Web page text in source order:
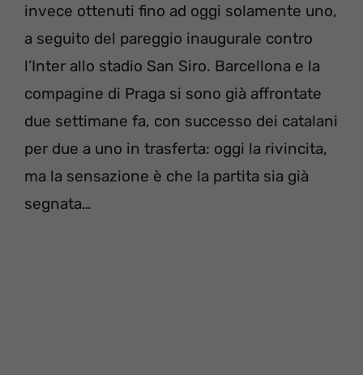
invece ottenuti fino ad oggi solamente uno,
a seguito del pareggio inaugurale contro
l’Inter allo stadio San Siro. Barcellona e la
compagine di Praga si sono già affrontate
due settimane fa, con successo dei catalani
per due a uno in trasferta: oggi la rivincita,
ma la sensazione è che la partita sia già
segnata…